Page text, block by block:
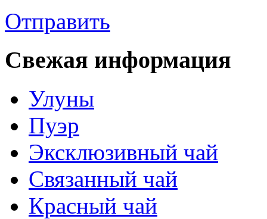
Отправить
Свежая информация
Улуны
Пуэр
Эксклюзивный чай
Связанный чай
Красный чай